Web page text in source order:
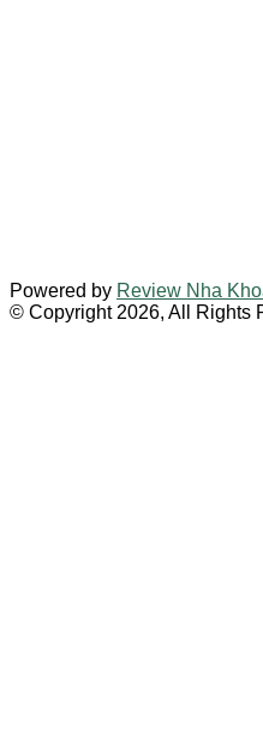
Powered by Review Nha
© Copyright 2026, All Rights